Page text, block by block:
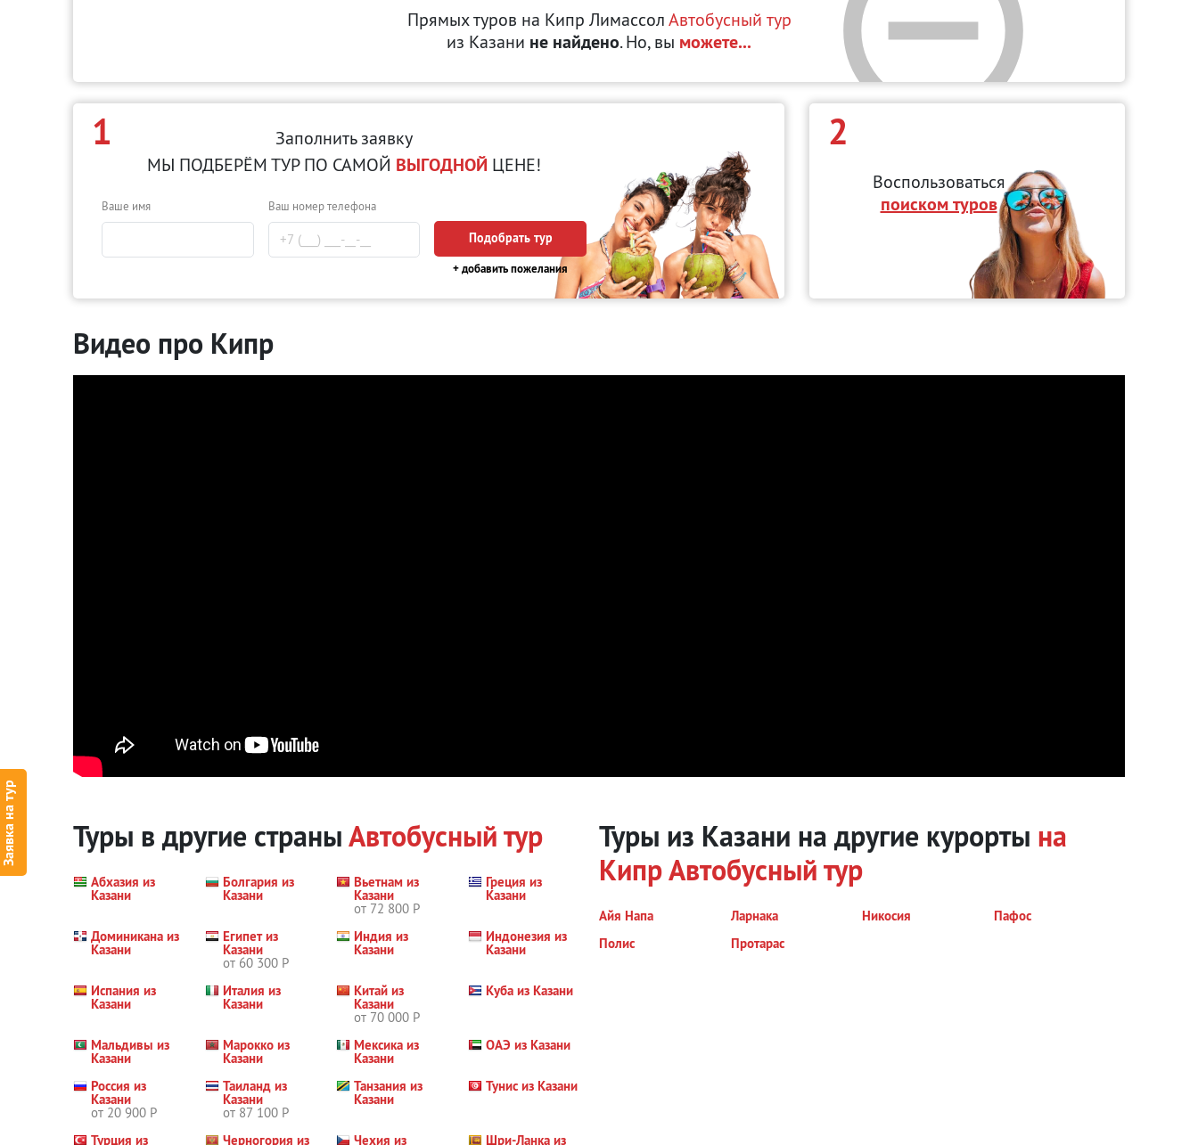
Заявка на тур
Прямых туров на Кипр Лимассол Автобусный тур
из Казани не найдено. Но, вы можете...
1
Заполнить заявку
МЫ ПОДБЕРЁМ ТУР ПО САМОЙ ВЫГОДНОЙ ЦЕНЕ!
Ваше имя Ваш номер телефона
Подобрать тур
+ добавить пожелания
2
Воспользоваться
поиском туров
Видео про Кипр
Туры в другие страныАвтобусный тур
Абхазия из
Казани
Болгария из
Казани
Вьетнам из
Казани
от 72 800 Р
Греция из
Казани
Доминикана из
Казани
Египет из
Казани
от 60 300 Р
Индия из
Казани
Индонезия из
Казани
Испания из
Казани
Италия из
Казани
Китай из
Казани
от 70 000 Р
Куба из Казани
Мальдивы из
Казани
Марокко из
Казани
Мексика из
Казани
ОАЭ из Казани
Россия из
Казани
от 20 900 Р
Таиланд из
Казани
от 87 100 Р
Танзания из
Казани
Тунис из Казани
Турция из Черногория из Чехия из Шри-Ланка из
Туры из Казани на другие курорты на
КипрАвтобусный тур
Айя Напа Ларнака Никосия
Пафос
Полис
Протарас